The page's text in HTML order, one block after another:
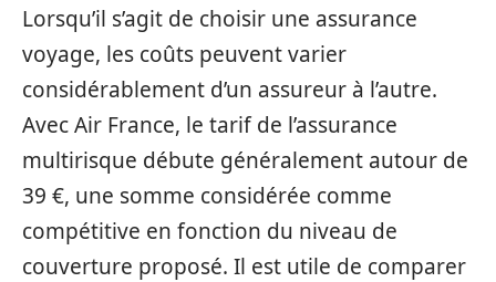
Lorsqu’il s’agit de choisir une assurance
voyage, les coûts peuvent varier
considérablement d’un assureur à l’autre.
Avec Air France, le tarif de l’assurance
multirisque débute généralement autour de
39 €, une somme considérée comme
compétitive en fonction du niveau de
couverture proposé. Il est utile de comparer